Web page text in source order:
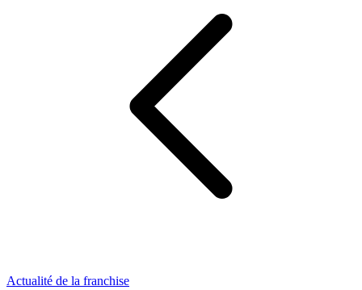
Actualité de la franchise